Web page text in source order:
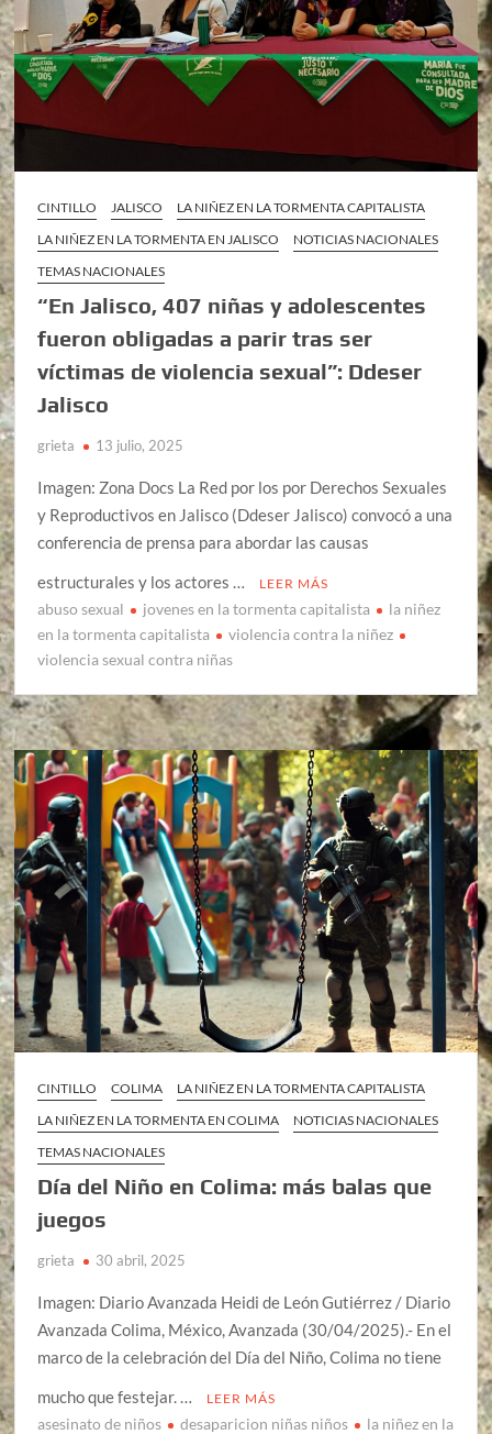
CINTILLO JALISCO
LA NIÑEZ EN LA TORMENTA CAPITALISTA
LA NIÑEZ EN LA TORMENTA EN JALISCO
NOTICIAS NACIONALES
TEMAS NACIONALES
“En Jalisco, 407 niñas y adolescentes
fueron obligadas a parir tras ser
víctimas de violencia sexual”: Ddeser
Jalisco
grieta 13 julio, 2025
Imagen: Zona Docs La Red por los por Derechos Sexuales
y Reproductivos en Jalisco (Ddeser Jalisco) convocó a una
conferencia de prensa para abordar las causas
estructurales y los actores …
LEER MÁS
abuso sexual jovenes en la tormenta capitalista
la niñez
en la tormenta capitalista
violencia contra la niñez
violencia sexual contra niñas
CINTILLO COLIMA
LA NIÑEZ EN LA TORMENTA CAPITALISTA
LA NIÑEZ EN LA TORMENTA EN COLIMA
NOTICIAS NACIONALES
TEMAS NACIONALES
Día del Niño en Colima: más balas que
juegos
grieta 30 abril, 2025
Imagen: Diario Avanzada Heidi de León Gutiérrez / Diario
Avanzada Colima, México, Avanzada (30/04/2025).- En el
marco de la celebración del Día del Niño, Colima no tiene
mucho que festejar. …
LEER MÁS
asesinato de niños desaparicion niñas niños
la niñez en la